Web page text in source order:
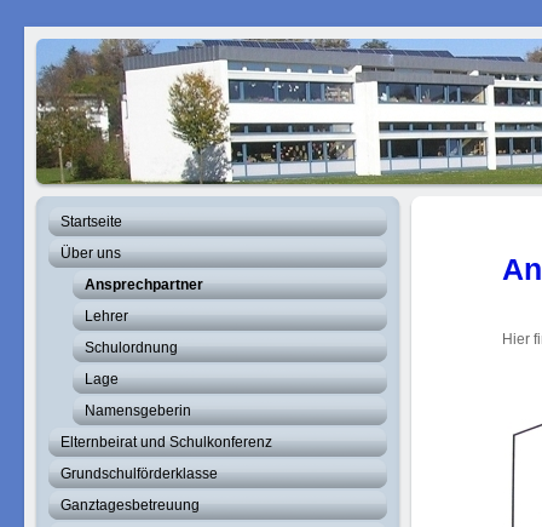
Startseite
Über uns
Ansprechpartner
Lehrer
Schulordnung
Lage
Namensgeberin
Elternbeirat und Schulkonferenz
Grundschulförderklasse
Ganztagesbetreuung
Hier